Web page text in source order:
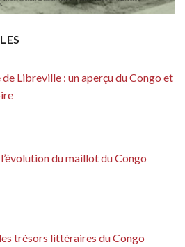
Libreville : un aperçu du Congo et
l’évolution du maillot du Congo
trésors littéraires du Congo